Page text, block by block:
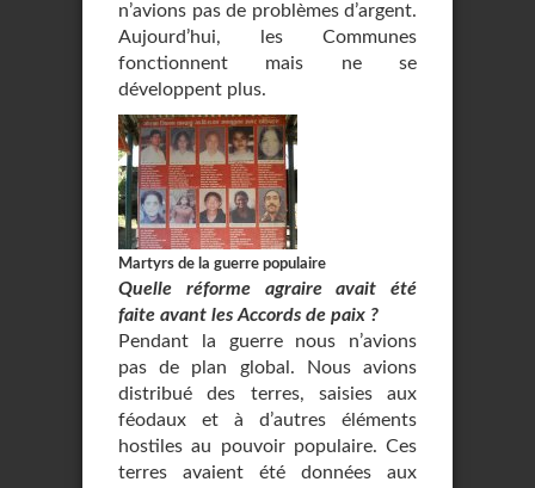
n’avions pas de problèmes d’argent.
Aujourd’hui, les Communes
fonctionnent mais ne se
développent plus.
Martyrs de la guerre populaire
Quelle réforme agraire avait été
faite avant les Accords de paix ?
Pendant la guerre nous n’avions
pas de plan global. Nous avions
distribué des terres, saisies aux
féodaux et à d’autres éléments
hostiles au pouvoir populaire. Ces
terres avaient été données aux